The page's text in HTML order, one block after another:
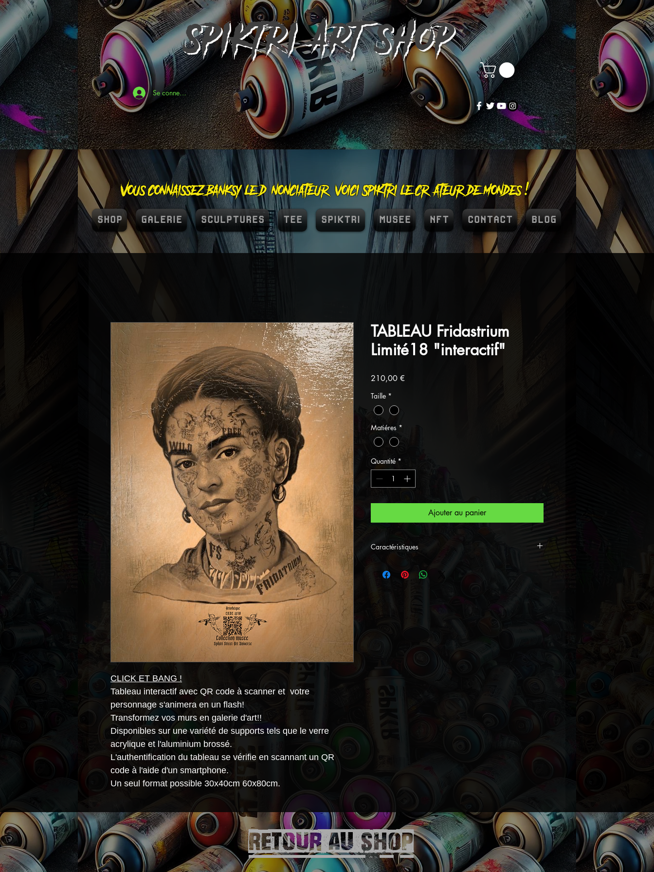
SPIKTRIART SHOP
Se connecter
Vous connaissez Banksy le dénonciateur, voici Spiktri le créateur de mondes !
SHOP GALERIE SCULPTURES TEE SPIKTRI MUSEE NFT CONTACT BLOG
CLICK ET BANG !
Tableau interactif avec QR code à scanner et votre
personnage s'animera en un flash!
Transformez vos murs en galerie d'art!!
Disponibles sur une variété de supports tels que le verre
acrylique et l'aluminium brossé.
L'authentification du tableau se vérifie en scannant un QR
code à l'aide d'un smartphone.
Un seul format possible 30x40cm 60x80cm.
TABLEAU Fridastrium
Limité18 "interactif"
210,00 €
Taille *
Matiéres *
Quantité *
Ajouter au panier
Caractéristiques
Le personnage nommé Fridastrium est un
Retour aU SHOP